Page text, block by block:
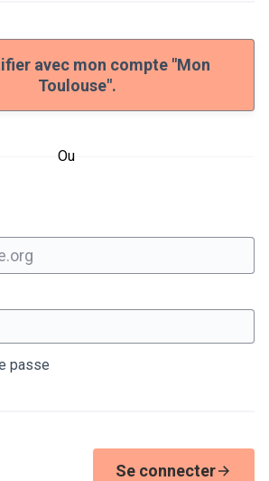
avec mon compte "Mon
Toulouse".
Ou
obligatoire
passe
Se connecter